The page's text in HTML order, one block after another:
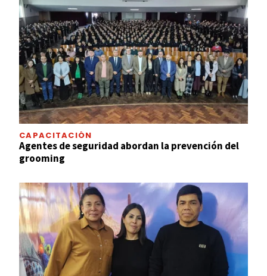
CAPACITACIÓN
Agentes de seguridad abordan la prevención del
grooming